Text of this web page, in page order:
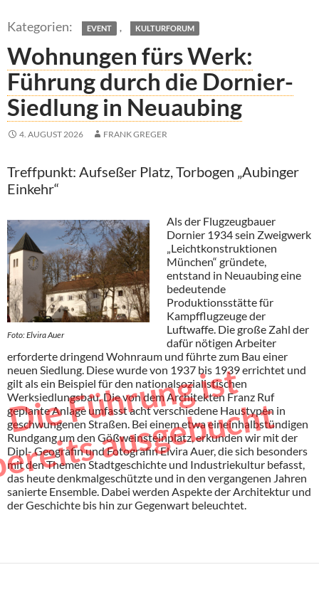
EVENT , KULTURFORUM
Wohnungen fürs Werk:
Führung durch die Dornier-
Siedlung in Neuaubing
4. AUGUST 2026 FRANK GREGER
Treffpunkt: Aufseßer Platz, Torbogen „Aubinger
Einkehr“
Foto: Elvira Auer
Als der Flugzeugbauer
Dornier 1934 sein Zweigwerk
„Leichtkonstruktionen
München“ gründete,
entstand in Neuaubing eine
bedeutende
Produktionsstätte für
Kampfflugzeuge der
Luftwaffe. Die große Zahl der
dafür nötigen Arbeiter
erforderte dringend Wohnraum und führte zum Bau einer
neuen Siedlung. Diese wurde von 1937 bis 1939 errichtet und
gilt als ein Beispiel für den nationalsozialistischen
Werksiedlungsbau. Die von dem Architekten Franz Ruf
geplante Anlage umfasst acht verschiedene Haustypen in
geschwungenen Straßen. Bei einem etwa eineinhalbstündigen
Rundgang um den Gößweinsteinplatz, erkunden wir mit der
Dipl- Geografin und Fotografin Elvira Auer, die sich besonders
mit den Themen Stadtgeschichte und Industriekultur befasst,
das heute denkmalgeschützte und in den vergangenen Jahren
sanierte Ensemble. Dabei werden Aspekte der Architektur und
der Geschichte bis hin zur Gegenwart beleuchtet.
e
F
ü
h
r
u
n
g
i
s
t
b
e
r
e
i
t
s
a
u
s
g
e
b
u
c
h